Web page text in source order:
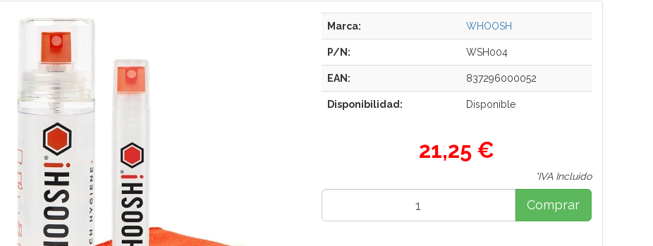
Marca: WHOOSH
P/N: WSH004
EAN: 837296000052
Disponibilidad: Disponible
21,25 €
*IVA Incluido
Comprar